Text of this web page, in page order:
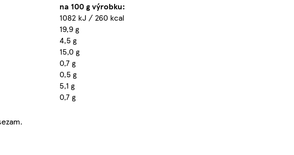
na 100 g výrobku:
1082 kJ / 260 kcal
19,9 g
4,5 g
15,0 g
0,7 g
0,5 g
5,1 g
0,7 g